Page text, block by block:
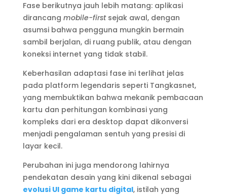
Fase berikutnya jauh lebih matang: aplikasi
dirancang mobile-firstsejak awal, dengan
asumsi bahwa pengguna mungkin bermain
sambil berjalan, di ruang publik, atau dengan
koneksi internet yang tidak stabil.
Keberhasilan adaptasi fase ini terlihat jelas
pada platform legendaris seperti Tangkasnet,
yang membuktikan bahwa mekanik pembacaan
kartu dan perhitungan kombinasi yang
kompleks dari era desktop dapat dikonversi
menjadi pengalaman sentuh yang presisi di
layar kecil.
Perubahan ini juga mendorong lahirnya
pendekatan desain yang kini dikenal sebagai
evolusi UI game kartu digital, istilah yang